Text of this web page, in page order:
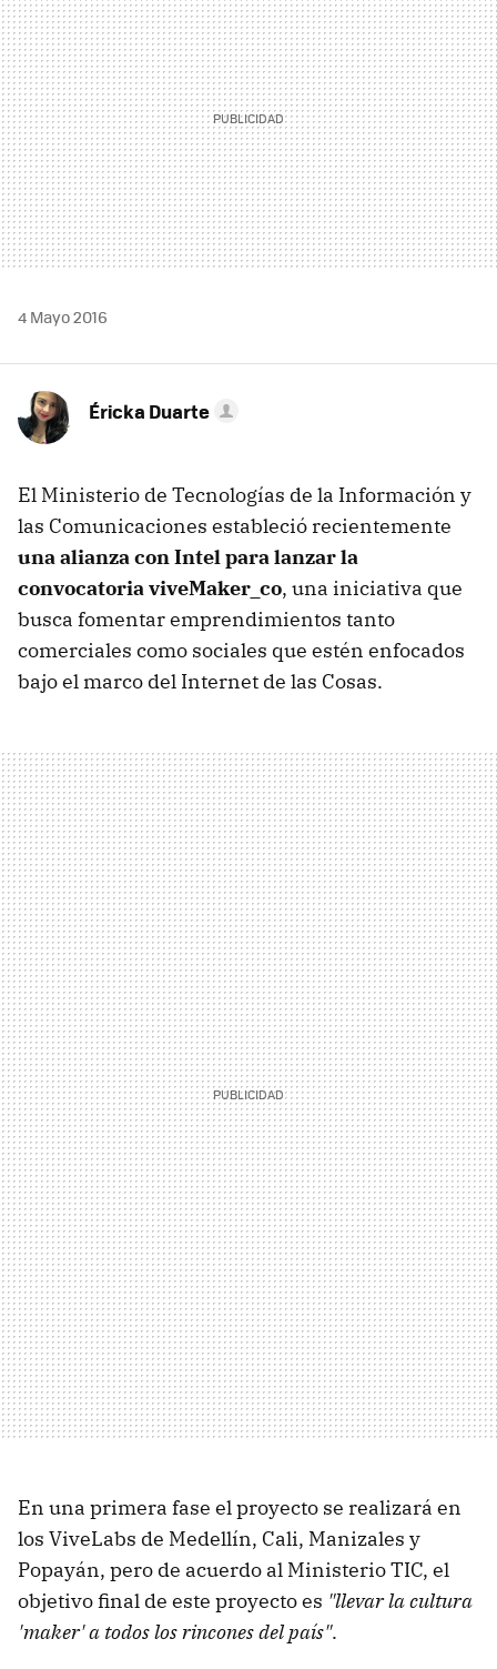
4 Mayo 2016
Éricka Duarte
El Ministerio de Tecnologías de la Información y
las Comunicaciones estableció recientemente
una alianza con Intel para lanzar la
convocatoria viveMaker_co, una iniciativa que
busca fomentar emprendimientos tanto
comerciales como sociales que estén enfocados
bajo el marco del Internet de las Cosas.
En una primera fase el proyecto se realizará en
los ViveLabs de Medellín, Cali, Manizales y
Popayán, pero de acuerdo al Ministerio TIC, el
objetivo final de este proyecto es "llevar la cultura
'maker' a todos los rincones del país".